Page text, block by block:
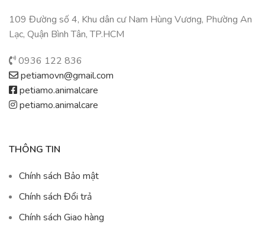
109 Đường số 4, Khu dân cư Nam Hùng Vương, Phường An
Lạc, Quận Bình Tân, TP.HCM
0936 122 836
petiamovn@gmail.com
petiamo.animalcare
petiamo.animalcare
THÔNG TIN
Chính sách Bảo mật
Chính sách Đổi trả
Chính sách Giao hàng